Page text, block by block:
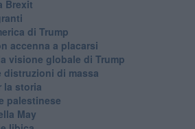
Brexit
di Trump
accenna a placarsi
visione globale di Trump
distruzioni di massa
la storia
palestinese
May